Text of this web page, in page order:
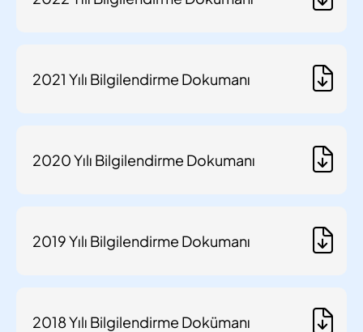
2021 Yılı Bilgilendirme Dokumanı
2020 Yılı Bilgilendirme Dokumanı
2019 Yılı Bilgilendirme Dokumanı
2018 Yılı Bilgilendirme Dokümanı